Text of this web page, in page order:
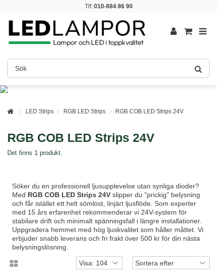
Tlf: 010-884 86 90
LED Strips RGB LED Strips RGB COB LED Strips 24V
RGB COB LED Strips 24V
Det finns 1 produkt.
Söker du en professionell ljusupplevelse utan synliga dioder?
Med RGB COB LED Strips 24V slipper du "prickig" belysning
och får istället ett helt sömlöst, linjärt ljusflöde. Som experter
med 15 års erfarenhet rekommenderar vi 24V-system för
stabilare drift och minimalt spänningsfall i längre installationer.
Uppgradera hemmet med hög ljuskvalitet som håller måttet. Vi
erbjuder snabb leverans och fri frakt över 500 kr för din nästa
belysningslösning.